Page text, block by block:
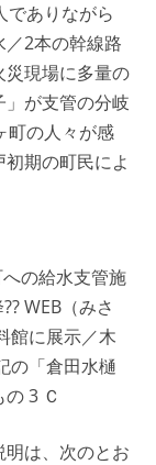
でありながら
2本の幹線路
災現場に多量の
が支管の分岐
町の人々が感
期の町民によ
の給水支管施
WEB（みさ
館に展示／木
の「倉田水樋
3 Ｃ
は、次のとお